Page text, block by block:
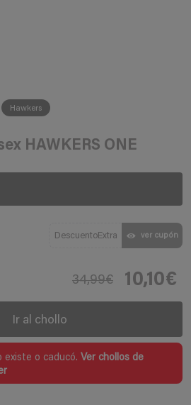
Hawkers
HAWKERS ONE
DescuentoExtra ver cupón
34,99€ 10,10€
Ir al chollo
existe o caducó. Ver chollos de